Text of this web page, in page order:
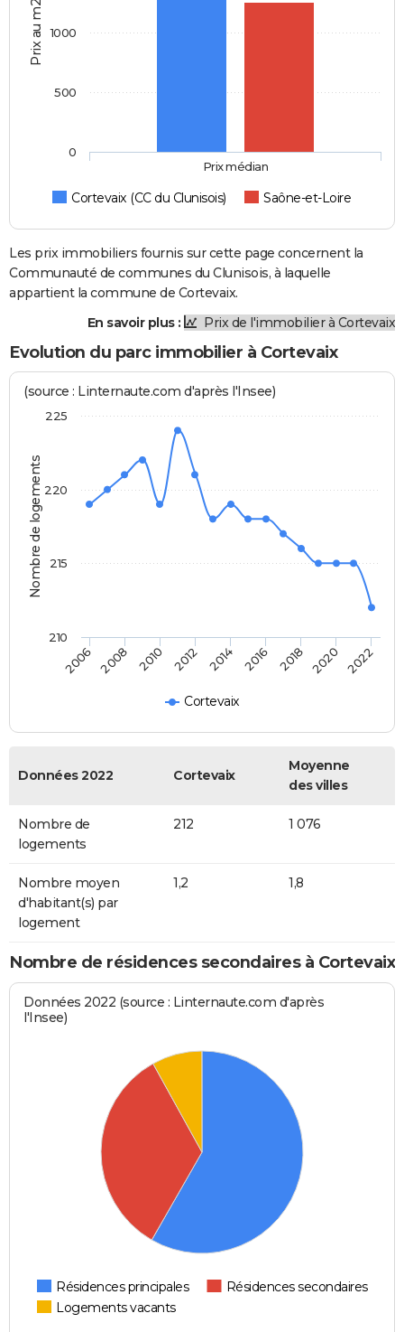
Prix au m2
Cortevaix (CC du Clunisois) Saône-et-Loire
Prix médian
0
500
1000
Les prix immobiliers fournis sur cette page concernent la
Communauté de communes du Clunisois, à laquelle
appartient la commune de Cortevaix.
En savoir plus :
Prix de l'immobilier à Cortevaix
Evolution du parc immobilier à Cortevaix
Nombre de logements
(source : Linternaute.com d'après l'Insee)
Cortevaix
2006 2008 2010 2012 2014 2016 2018 2020 2022
210
215
220
225
Données 2022 Cortevaix
Moyenne
des villes
Nombre de
logements
212 1 076
Nombre moyen
d'habitant(s) par
logement
1,2 1,8
Nombre de résidences secondaires à Cortevaix
Données 2022 (source : Linternaute.com d'après
l'Insee)
Résidences principales
Résidences secondaires
Logements vacants